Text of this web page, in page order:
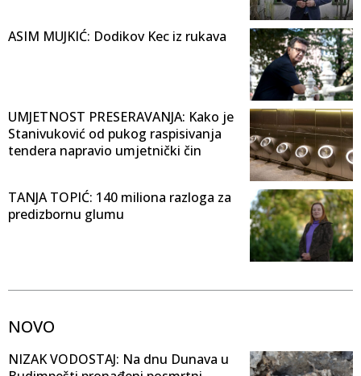
ASIM MUJKIĆ: Dodikov Kec iz rukava
UMJETNOST PRESERAVANJA: Kako je
Stanivuković od pukog raspisivanja
tendera napravio umjetnički čin
TANJA TOPIĆ: 140 miliona razloga za
predizbornu glumu
NOVO
NIZAK VODOSTAJ: Na dnu Dunava u